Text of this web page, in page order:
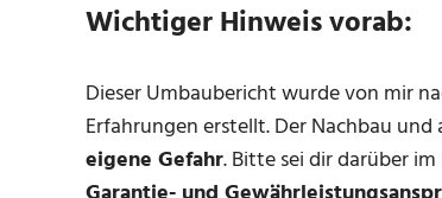
Wichtiger Hinweis vorab:
Dieser Umbaubericht wurde von mir
Erfahrungen erstellt. Der Nachbau
eigene Gefahr. Bitte sei dir darüber